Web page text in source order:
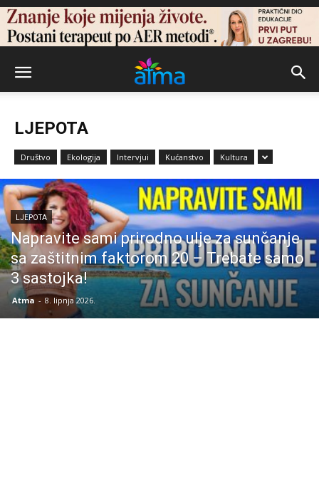
LJEPOTA
Društvo Ekologija Intervjui Kućanstvo Kultura
LJEPOTA
Napravite sami prirodno ulje za sunčanje
sa zaštitnim faktorom 20 – Trebate samo
3 sastojka!
Atma - 8. lipnja 2026.